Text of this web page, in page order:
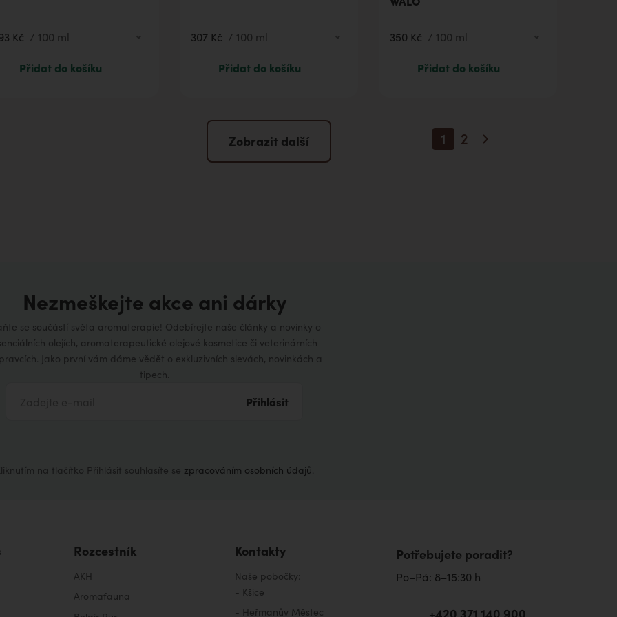
Kč / 100 ml
Přidat do košíku
307 Kč / 100 ml
Přidat do košíku
350 Kč / 100 ml
1 863 Kč
1000 ml
Přidat do košíku
Zobrazit další 1 2
Nezmeškejte akce ani dárky
se součástí světa aromaterapie! Odebírejte naše články a novinky o
olejích, aromaterapeutické olejové kosmetice či veterinárních
Jako první vám dáme vědět o exkluzivních slevách, novinkách a
tipech.
Přihlásit
na tlačítko Přihlásit souhlasíte se zpracováním osobních údajů.
Rozcestník
AKH
Aromafauna
Kontakty
Naše pobočky:
- Kšice
- Heřmanův Městec
Potřebujete poradit?
Po–Pá: 8–15:30 h
+420 371 140 900